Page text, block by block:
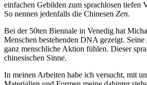
einfachen Gebilden zum sprachlosen tiefen
So nennen jedenfalls die Chinesen Zen.
Bei der 50ten Biennale in Venedig hat
Menschen bestehenden DNA gezeigt.
ganz menschliche Aktion fühlen. Dieser
chinesischen Sinne.
In meinen Arbeiten habe ich versucht, mit